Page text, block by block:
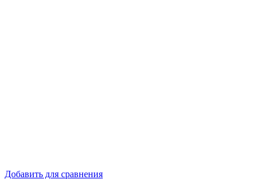
Добавить для сравнения